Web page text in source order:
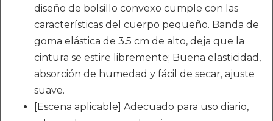
diseño de bolsillo convexo cumple con las
características del cuerpo pequeño. Banda de
goma elástica de 3.5 cm de alto, deja que la
cintura se estire libremente; Buena elasticidad,
absorción de humedad y fácil de secar, ajuste
suave.
[Escena aplicable] Adecuado para uso diario,